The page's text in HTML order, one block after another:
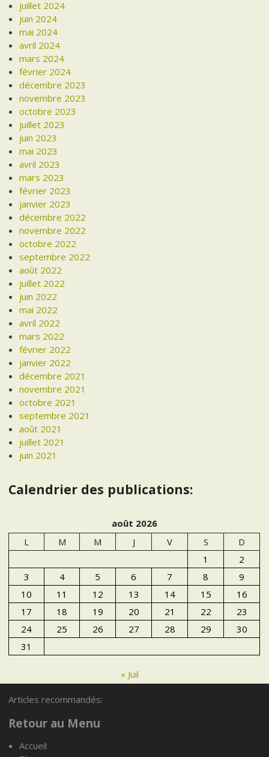
juillet 2024
juin 2024
mai 2024
avril 2024
mars 2024
février 2024
décembre 2023
novembre 2023
octobre 2023
juillet 2023
juin 2023
mai 2023
avril 2023
mars 2023
février 2023
janvier 2023
décembre 2022
novembre 2022
octobre 2022
septembre 2022
août 2022
juillet 2022
juin 2022
mai 2022
avril 2022
mars 2022
février 2022
janvier 2022
décembre 2021
novembre 2021
octobre 2021
septembre 2021
août 2021
juillet 2021
juin 2021
Calendrier des publications:
août 2026
L
M M J V S
D
1
2
3
4 5 6 7 8
9
10
11 12 13 14 15
16
17
18 19 20 21 22
23
24
25 26 27 28 29
30
31
« Juil
Articles recommandés:
Articles recommandés:
Retour au Menu
Accueil